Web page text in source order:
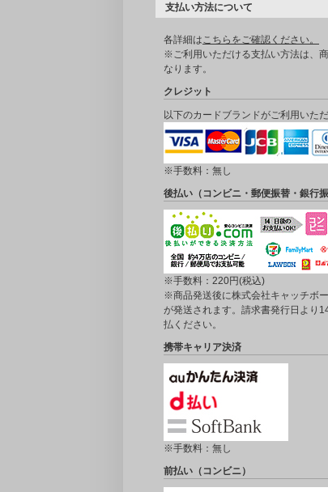
支払い方法について
各詳細はこちらをご確認ください。
※ご利用いただける支払い方法は、
なります。
クレジット
以下のカードブランドがご利用いただ
※手数料：無し
後払い（コンビニ・郵便振替・銀行振
※手数料：220円(税込)
※商品発送後に株式会社キャッチボ
が発送されます。請求書発行日より
払ください。
携帯キャリア決済
※手数料：無し
前払い（コンビニ）